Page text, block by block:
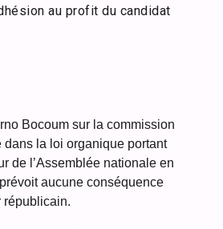
au profit du candidat
Bocoum sur la commission
dans la loi organique portant
de l’Assemblée nationale en
aucune conséquence
républicain.